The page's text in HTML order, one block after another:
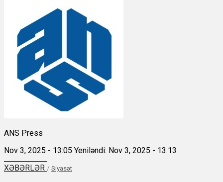
ANS Press
Nov 3, 2025 - 13:05 Yeniləndi: Nov 3, 2025 - 13:13
XƏBƏRLƏR / Siyasət